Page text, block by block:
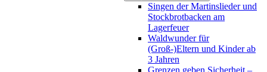
Singen der Martinslieder und
Stockbrotbacken am
Lagerfeuer
Waldwunder für
(Groß-)Eltern und Kinder ab
3 Jahren
Grenzen geben Sicherheit –